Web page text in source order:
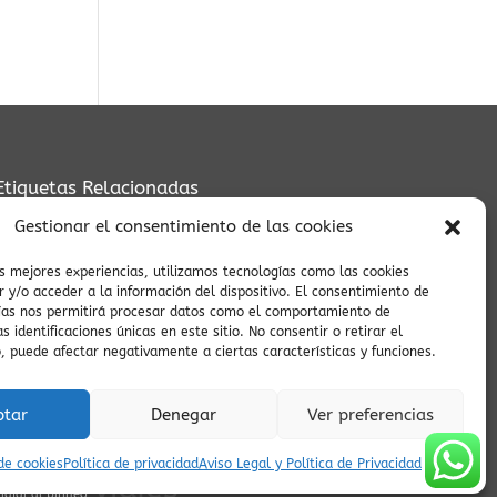
Gestionar el consentimiento de las cookies
mejores experiencias, utilizamos tecnologías como las cookies
y/o acceder a la información del dispositivo. El consentimiento de
nos permitirá procesar datos como el comportamiento de
identificaciones únicas en este sitio. No consentir o retirar el
puede afectar negativamente a ciertas características y funciones.
Denegar Ver preferencias
cookies Política de privacidadAviso Legal y Política de Privacidad
Relacionadas
Vió vistas pirineos ZEPA zona zero btt viajes
vistas al Cinca valle de Vió
viaje en coche zona zero rutas
al Pirineo viaje auténtico viaje al pasado
medieval vida lenta viajes conscientes
del Pirineo vistas
Yaga
viajes a Ainsa vida cultural en pueblos
cultural en el Pirineo
enduro valle salvaje villa de ainsa
viajes